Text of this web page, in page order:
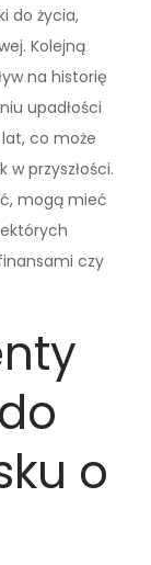
do życia,
Kolejną
na historię
upadłości
co może
przyszłości.
mogą mieć
czy
o